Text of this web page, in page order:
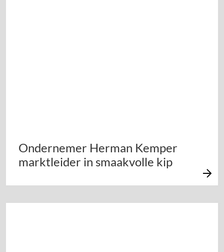
Ondernemer Herman Kemper
marktleider in smaakvolle kip